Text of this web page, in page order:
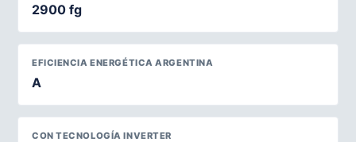
2900 fg
EFICIENCIA ENERGÉTICA ARGENTINA
A
CON TECNOLOGÍA INVERTER